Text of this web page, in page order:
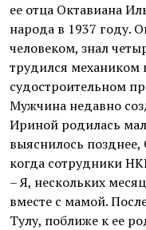
ее отца Октавиана
народа в 1937 году.
человеком, знал
трудился
судостроительном
Мужчина недавно
Ириной родилась
выяснилось
когда сотрудники
– Я, нескольких
вместе с мамой.
Тулу, поближе к ее